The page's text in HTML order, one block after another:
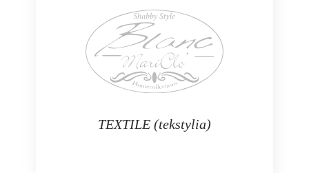
TEXTILE (tekstylia)